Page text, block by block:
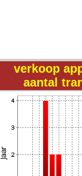
verkoop
aantal